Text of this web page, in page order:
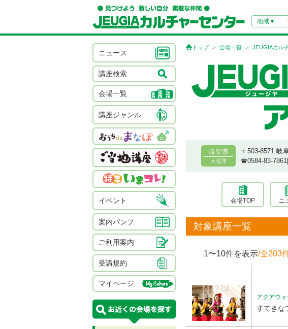
ニュース
講座検索
会場一覧
講座ジャンル
イベント
案内パンフ
ご利用案内
受講規約
マイページ
トップ 会場一覧 JEUGIAカル
岐阜県
大垣市
〒503-8571 岐
☎︎0584-83-
会場TOP ニ
対象講座一覧
1〜10件を表示/全203
アクアウ
すてきな